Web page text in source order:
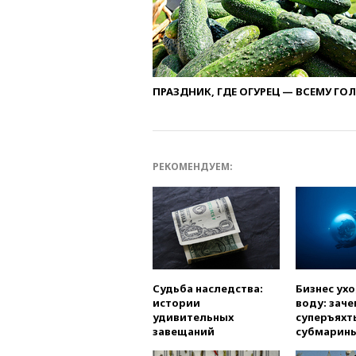
ПРАЗДНИК, ГДЕ ОГУРЕЦ — ВСЕМУ
РЕКОМЕНДУЕМ:
Судьба наследства:
истории
удивительных
завещаний
Бизнес
воду: